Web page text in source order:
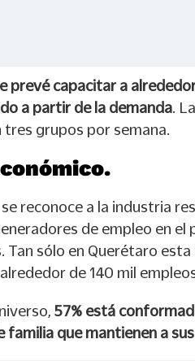
prevé capacitar a
a partir de la demanda.
tres grupos por semana.
se reconoce a la industria
de empleo en el
Tan sólo en Querétaro
de 140 mil
57% está
familia que mantienen a